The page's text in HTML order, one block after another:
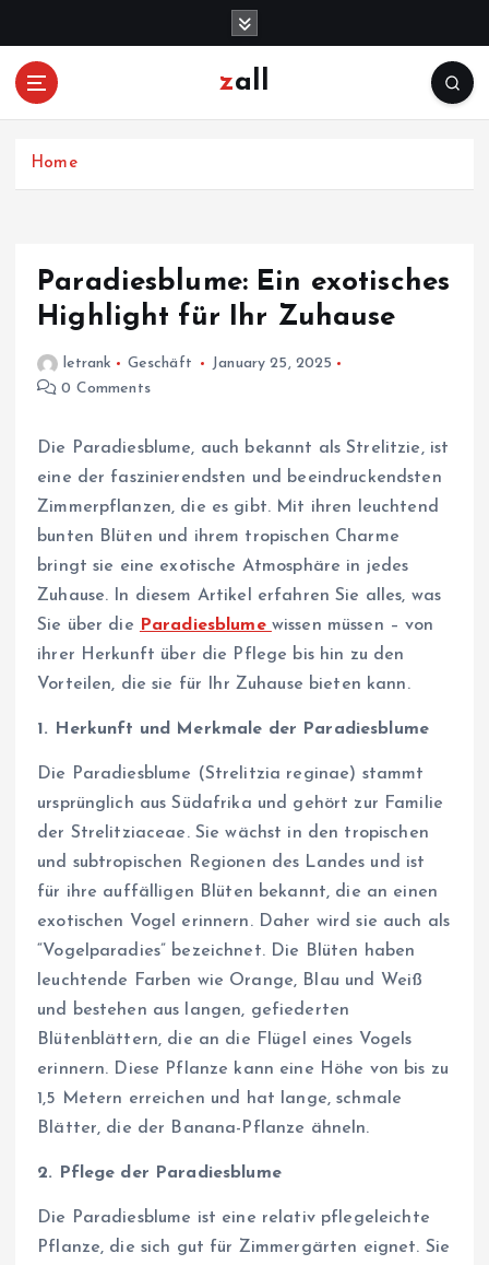
zall
Home
Paradiesblume: Ein exotisches
Highlight für Ihr Zuhause
letrank Geschäft
January 25, 2025
0 Comments
Die Paradiesblume, auch bekannt als Strelitzie, ist
eine der faszinierendsten und beeindruckendsten
Zimmerpflanzen, die es gibt. Mit ihren leuchtend
bunten Blüten und ihrem tropischen Charme
bringt sie eine exotische Atmosphäre in jedes
Zuhause. In diesem Artikel erfahren Sie alles, was
Sie über die
Paradiesblume wissen müssen – von
ihrer Herkunft über die Pflege bis hin zu den
Vorteilen, die sie für Ihr Zuhause bieten kann.
1. Herkunft und Merkmale der Paradiesblume
Die Paradiesblume (Strelitzia reginae) stammt
ursprünglich aus Südafrika und gehört zur Familie
der Strelitziaceae. Sie wächst in den tropischen
und subtropischen Regionen des Landes und ist
für ihre auffälligen Blüten bekannt, die an einen
exotischen Vogel erinnern. Daher wird sie auch als
“Vogelparadies” bezeichnet. Die Blüten haben
leuchtende Farben wie Orange, Blau und Weiß
und bestehen aus langen, gefiederten
Blütenblättern, die an die Flügel eines Vogels
erinnern. Diese Pflanze kann eine Höhe von bis zu
1,5 Metern erreichen und hat lange, schmale
Blätter, die der Banana-Pflanze ähneln.
2. Pflege der Paradiesblume
Die Paradiesblume ist eine relativ pflegeleichte
Pflanze, die sich gut für Zimmergärten eignet. Sie